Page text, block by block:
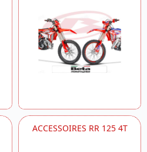
ACCESSOIRES RR 125 4T